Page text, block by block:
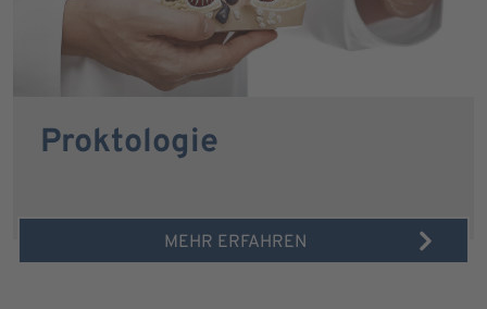
Proktologie
MEHR ERFAHREN